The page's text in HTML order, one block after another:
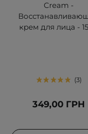
Cream -
крем для лица -
3
349,00 ГРН